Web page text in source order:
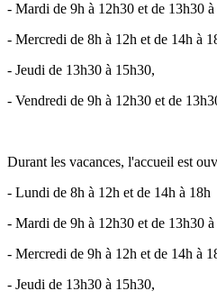
- Mardi de 9h à 12h30 et de 13h30 à
- Mercredi de 8h à 12h et de 14h à
- Jeudi de 13h30 à 15h30,
- Vendredi de 9h à 12h30 et de
Durant les vacances, l'accueil est
- Lundi de 8h à 12h et de 14h à 18h
- Mardi de 9h à 12h30 et de 13h30 à
- Mercredi de 9h à 12h et de 14h à
- Jeudi de 13h30 à 15h30,